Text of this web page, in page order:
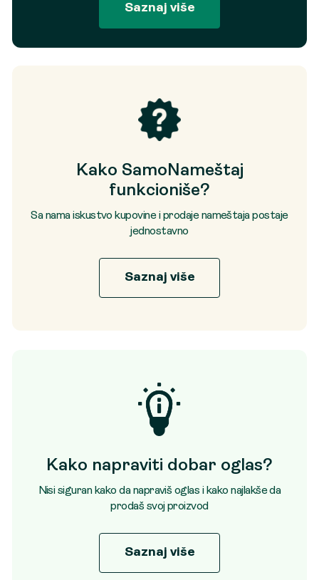
Saznaj više
Kako SamoNameštaj
funkcioniše?
Sa nama iskustvo kupovine i prodaje nameštaja postaje
jednostavno
Saznaj više
Kako napraviti dobar oglas?
Nisi siguran kako da napraviš oglas i kako najlakše da
prodaš svoj proizvod
Saznaj više